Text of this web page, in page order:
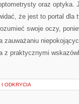
oraz optyka.
że jest to portal dla
swoje oczy,
z praktycznymi
I ODKRYCIA